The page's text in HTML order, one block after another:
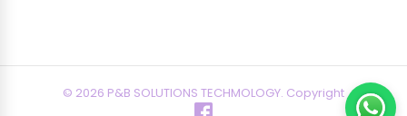
© 2026 P&B SOLUTIONS TECHMOLOGY. Copyright